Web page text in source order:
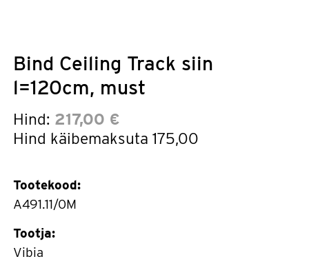
Bind Ceiling Track siin
l=120cm, must
Hind: 217,00 €
Hind käibemaksuta 175,00
Tootekood:
A491.11/0M
Tootja:
Vibia